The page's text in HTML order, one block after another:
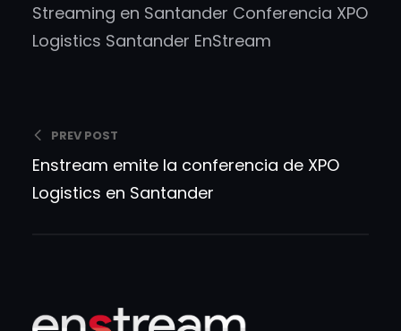
Streaming en Santander Conferencia XPO
Logistics Santander EnStream
PREV POST
Enstream emite la conferencia de XPO
Logistics en Santander